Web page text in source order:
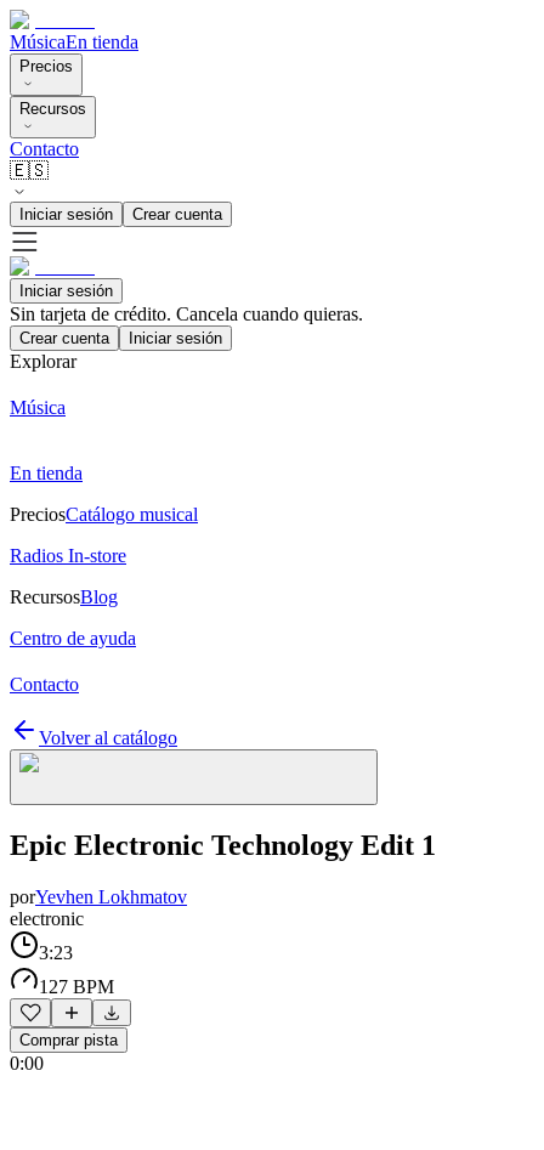
MúsicaEn tienda
Precios
Recursos
Contacto
🇪🇸
Iniciar sesión Crear cuenta
Iniciar sesión
Sin tarjeta de crédito. Cancela cuando quieras.
Crear cuenta Iniciar sesión
Explorar
Música
En tienda
PreciosCatálogo musical
Radios In-store
RecursosBlog
Centro de ayuda
Contacto
Volver al catálogo
Epic Electronic Technology Edit 1
porYevhen Lokhmatov
electronic
3:23
127 BPM
Comprar pista
0:00